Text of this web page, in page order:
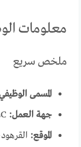
معلومات
ملخص سريع
المسمى
جهة العمل:
الموقع: